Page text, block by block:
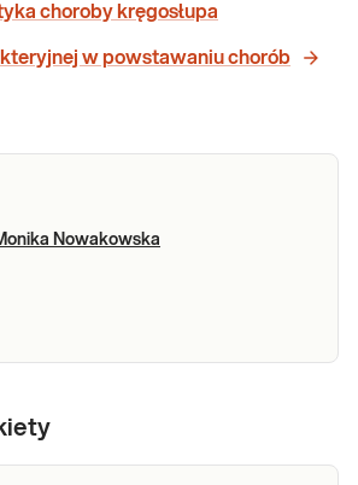
choroby kręgosłupa
w powstawaniu chorób
Nowakowska